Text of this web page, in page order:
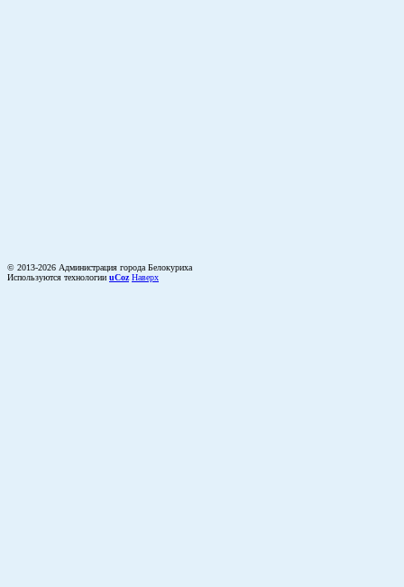
© 2013-2026 Администрация города Белокуриха
Используются технологии uCoz Наверх